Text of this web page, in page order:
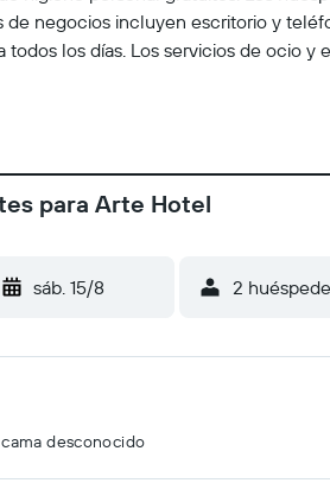
de negocios incluyen escritorio y
los días. Los servicios de ocio
para Arte Hotel
sáb. 15/8 2
desconocido